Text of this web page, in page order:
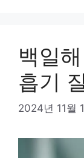
백일
흡기
2024년 11월